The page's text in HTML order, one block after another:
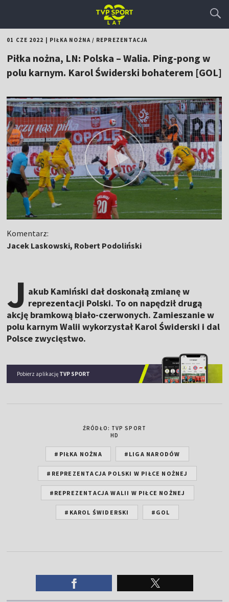
01 CZE 2022 PIŁKA NOŻNA/ REPREZENTACJA
Piłka nożna, LN: Polska – Walia. Ping-pong w
polu karnym. Karol Świderski bohaterem [GOL]
Komentarz:
Jacek Laskowski, Robert Podoliński
J akub Kamiński dał doskonałą zmianę w
reprezentacji Polski. To on napędził drugą
akcję bramkową biało-czerwonych. Zamieszanie w
polu karnym Walii wykorzystał Karol Świderski i dal
Polsce zwycięstwo.
Pobierz aplikację TVP SPORT
ŹRÓDŁO: TVP SPORT
HD
#PIŁKA NOŻNA #LIGA NARODÓW
#REPREZENTACJA POLSKI W PIŁCE NOŻNEJ
#REPREZENTACJA WALII W PIŁCE NOŻNEJ
#KAROL ŚWIDERSKI #GOL